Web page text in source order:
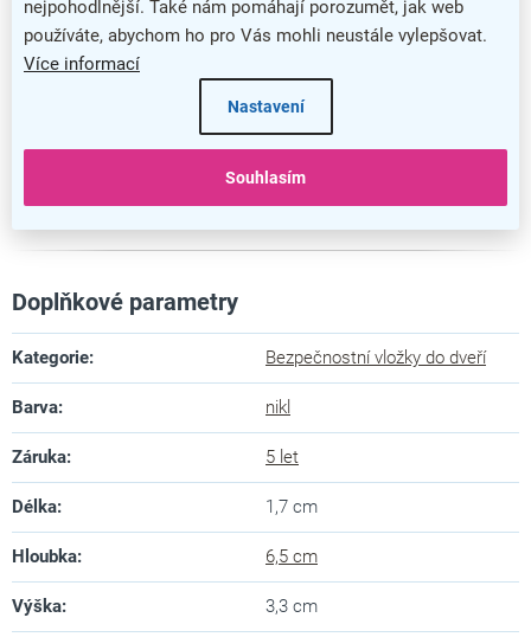
nejpohodlnější. Také nám pomáhají porozumět, jak web
používáte, abychom ho pro Vás mohli neustále vylepšovat.
Více informací
Nastavení
Souhlasím
Doplňkové parametry
Kategorie: Bezpečnostní vložky do dveří
Barva: nikl
Záruka: 5 let
Délka: 1,7 cm
Hloubka: 6,5 cm
Výška: 3,3 cm